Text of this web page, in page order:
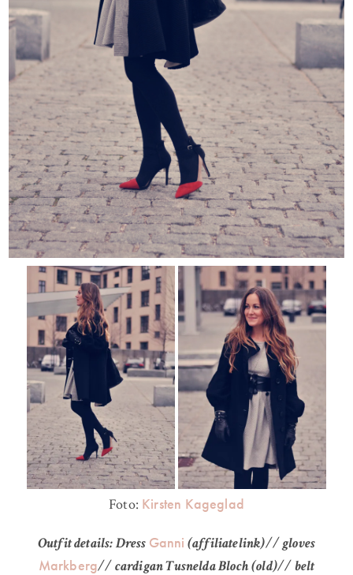
Foto: Kirsten Kageglad
Outfit details: Dress Ganni (affiliatelink)// gloves
Markberg// cardigan Tusnelda Bloch (old)// belt